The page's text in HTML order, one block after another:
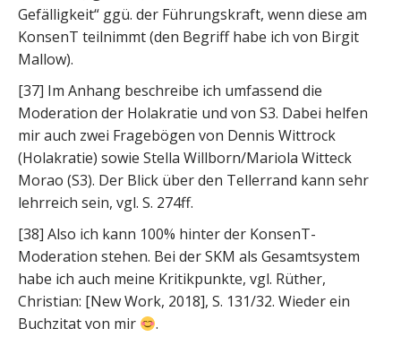
Gefälligkeit“ ggü. der Führungskraft, wenn diese am
KonsenT teilnimmt (den Begriff habe ich von Birgit
Mallow).
[37] Im Anhang beschreibe ich umfassend die
Moderation der Holakratie und von S3. Dabei helfen
mir auch zwei Fragebögen von Dennis Wittrock
(Holakratie) sowie Stella Willborn/Mariola Witteck
Morao (S3). Der Blick über den Tellerrand kann sehr
lehrreich sein, vgl. S. 274ff.
[38] Also ich kann 100% hinter der KonsenT-
Moderation stehen. Bei der SKM als Gesamtsystem
habe ich auch meine Kritikpunkte, vgl. Rüther,
Christian: [New Work, 2018], S. 131/32. Wieder ein
Buchzitat von mir
.